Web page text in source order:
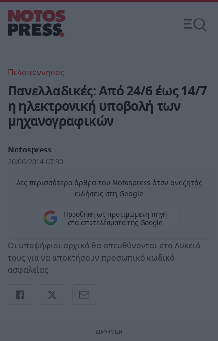
Πελοπόννησος
Πανελλαδικές: Από 24/6 έως 14/7
η ηλεκτρονική υποβολή των
μηχανογραφικών
Notospress
20/06/2014 07:30
Δες περισσότερα άρθρα του Notospress όταν αναζητάς
ειδήσεις στη Google
Προσθήκη ως προτιμώμενη πηγή
στα αποτελέσματα της Google
Οι υποψήφιοι αρχικά θα απευθύνονται στο Λύκειό
τους για να αποκτήσουν προσωπικό κωδικό
ασφαλείας